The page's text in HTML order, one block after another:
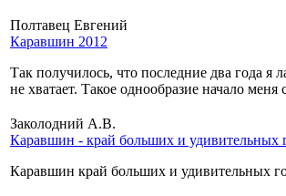
Полтавец Евгений
Каравшин 2012
Так получилось, что последние два года
не хватает. Такое однообразие начало меня
Заколодний А.В.
Каравшин - край больших и удивительных
Каравшин край больших и удивительных